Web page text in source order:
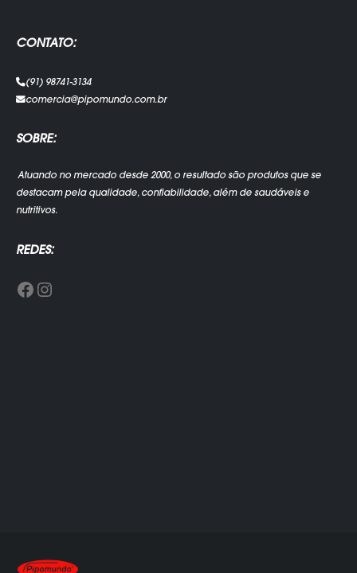
CONTATO:
(91) 98741-3134
comercia@pipomundo.com.br
SOBRE:
Atuando no mercado desde 2000, o resultado são produtos que se
destacam pela qualidade, confiabilidade, além de saudáveis e
nutritivos.
REDES:
Facebook Instagram